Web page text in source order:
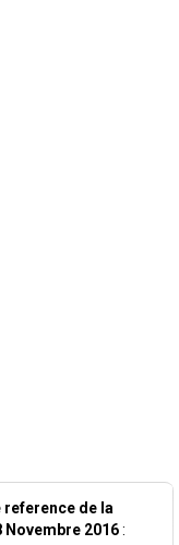
reference de la
Novembre 2016: